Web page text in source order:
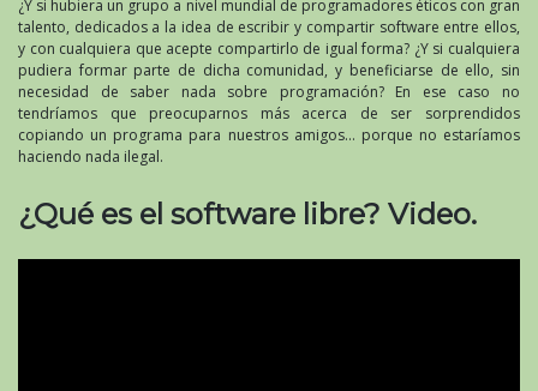
¿Y si hubiera un grupo a nivel mundial de programadores éticos con gran
talento, dedicados a la idea de escribir y compartir software entre ellos,
y con cualquiera que acepte compartirlo de igual forma? ¿Y si cualquiera
pudiera formar parte de dicha comunidad, y beneficiarse de ello, sin
necesidad de saber nada sobre programación? En ese caso no
tendríamos que preocuparnos más acerca de ser sorprendidos
copiando un programa para nuestros amigos… porque no estaríamos
haciendo nada ilegal.
¿Qué es el software libre? Video.